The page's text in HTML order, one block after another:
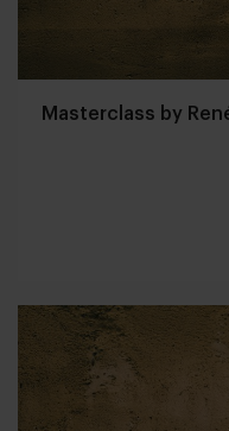
Masterclass by